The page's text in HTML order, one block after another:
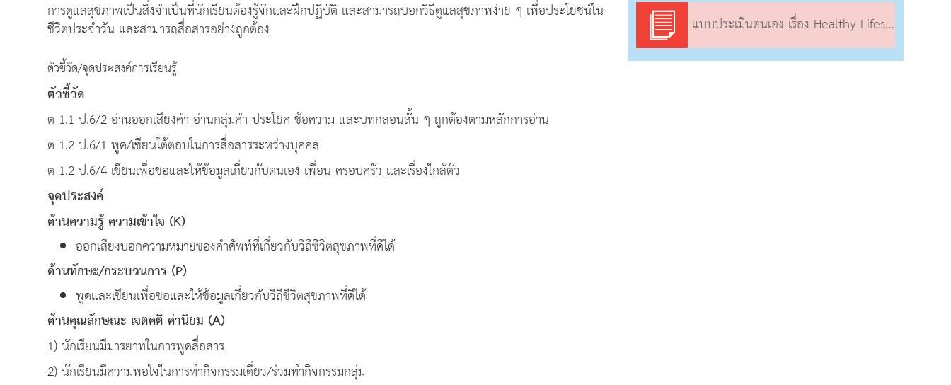
การดูแลสุขภาพเป็นสิ่งจำเป็นที่นักเรียนต้องรู้จักและฝึกปฏิบัติ และสามารถบอกวิธีดูแลสุขภาพง่าย ๆ เพื่อประโยชน์ใน
ชีวิตประจำวัน และสามารถสื่อสารอย่างถูกต้อง
ตัวชี้วัด/จุดประสงค์การเรียนรู้
ตัวชี้วัด
ต 1.1 ป.6/2 อ่านออกเสียงคำ อ่านกลุ่มคำ ประโยค ข้อความ และบทกลอนสั้น ๆ ถูกต้องตามหลักการอ่าน
ต 1.2 ป.6/1 พูด/เขียนโต้ตอบในการสื่อสารระหว่างบุคคล
ต 1.2 ป.6/4 เขียนเพื่อขอและให้ข้อมูลเกี่ยวกับตนเอง เพื่อน ครอบครัว และเรื่องใกล้ตัว
จุดประสงค์
ด้านความรู้ ความเข้าใจ (K)
ออกเสียงบอกความหมายของคำศัพท์ที่เกี่ยวกับวิถีชีวิตสุขภาพที่ดีได้
ด้านทักษะ/กระบวนการ (P)
พูดและเขียนเพื่อขอและให้ข้อมูลเกี่ยวกับวิถีชีวิตสุขภาพที่ดีได้
ด้านคุณลักษณะ เจตคติ ค่านิยม (A)
1) นักเรียนมีมารยาทในการพูดสื่อสาร
2) นักเรียนมีความพอใจในการทำกิจกรรมเดี่ยว/ร่วมทำกิจกรรมกลุ่ม
แบบประเมินตนเอง เรื่อง Healthy Lifestyle